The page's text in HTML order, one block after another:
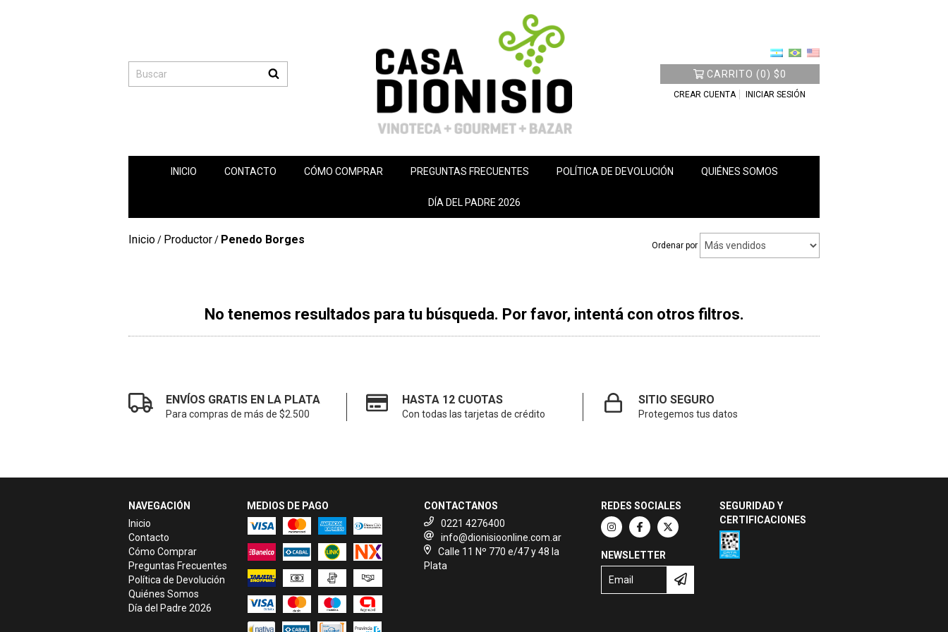
CARRITO (0) $0
CREAR CUENTA INICIAR SESIÓN
INICIO CONTACTO CÓMO COMPRAR PREGUNTAS FRECUENTES POLÍTICA DE DEVOLUCIÓN QUIÉNES SOMOS
DÍA DEL PADRE 2026
Inicio/ Productor/ Penedo Borges Ordenar por
No tenemos resultados para tu búsqueda. Por favor, intentá con otros filtros.
ENVÍOS GRATIS EN LA PLATA
Para compras de más de $2.500
HASTA 12 CUOTAS
Con todas las tarjetas de crédito
SITIO SEGURO
Protegemos tus datos
NAVEGACIÓN
Inicio
Contacto
Cómo Comprar
Preguntas Frecuentes
Política de Devolución
Quiénes Somos
Día del Padre 2026
MEDIOS DE PAGO
CONTACTANOS
0221 4276400
info@dionisioonline.com.ar
Calle 11 Nº 770 e/47 y 48 la
Plata
REDES SOCIALES
NEWSLETTER
SEGURIDAD Y
CERTIFICACIONES